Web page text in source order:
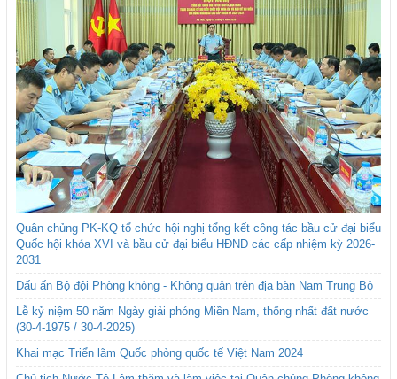
Quân chủng PK-KQ tổ chức hội nghị tổng kết công tác bầu cử đại biểu
Quốc hội khóa XVI và bầu cử đại biểu HĐND các cấp nhiệm kỳ 2026-
2031
Dấu ấn Bộ đội Phòng không - Không quân trên địa bàn Nam Trung Bộ
Lễ kỷ niệm 50 năm Ngày giải phóng Miền Nam, thống nhất đất nước
(30-4-1975 / 30-4-2025)
Khai mạc Triển lãm Quốc phòng quốc tế Việt Nam 2024